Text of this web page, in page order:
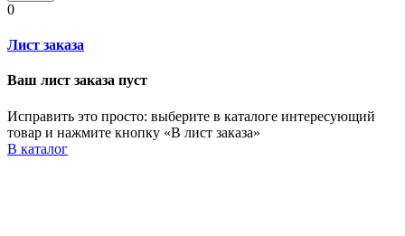
0
Лист заказа
Ваш лист заказа пуст
Исправить это просто: выберите в каталоге интересующий
товар и нажмите кнопку «В лист заказа»
В каталог